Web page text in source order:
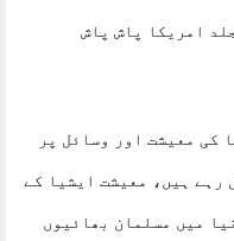
امریکا پاش پاش
کی معیشت اور وسائل پر
رہے ہیں، معیشت ایشیا کے
میں مسلمان بھائیوں